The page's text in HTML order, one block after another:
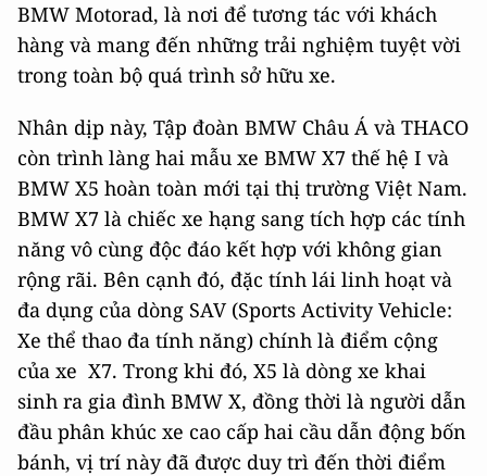
BMW Motorad, là nơi để tương tác với khách
hàng và mang đến những trải nghiệm tuyệt vời
trong toàn bộ quá trình sở hữu xe.
Nhân dịp này, Tập đoàn BMW Châu Á và THACO
còn trình làng hai mẫu xe BMW X7 thế hệ I và
BMW X5 hoàn toàn mới tại thị trường Việt Nam.
BMW X7 là chiếc xe hạng sang tích hợp các tính
năng vô cùng độc đáo kết hợp với không gian
rộng rãi. Bên cạnh đó, đặc tính lái linh hoạt và
đa dụng của dòng SAV (Sports Activity Vehicle:
Xe thể thao đa tính năng) chính là điểm cộng
của xe X7. Trong khi đó, X5 là dòng xe khai
sinh ra gia đình BMW X, đồng thời là người dẫn
đầu phân khúc xe cao cấp hai cầu dẫn động bốn
bánh, vị trí này đã được duy trì đến thời điểm